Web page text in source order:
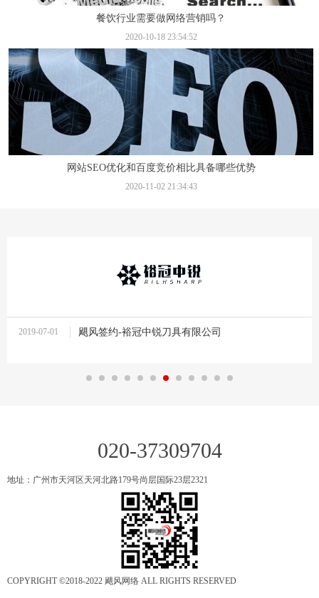
餐饮行业需要做网络营销吗？
2020-10-18 23:54:52
网站SEO优化和百度竞价相比具备哪些优势
2020-11-02 21:34:43
2019-07-01
飓风签约-裕冠中锐刀具有限公司
020-37309704
地址：广州市天河区天河北路179号尚层国际23层2321
COPYRIGHT ©2018-2022 飓风网络 ALL RIGHTS RESERVED